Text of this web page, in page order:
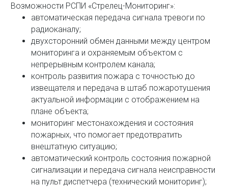
Возможности РСПИ «Стрелец-Мониторинг»:
автоматическая передача сигнала тревоги по
радиоканалу;
двухсторонний обмен данными между центром
мониторинга и охраняемым объектом с
непрерывным контролем канала;
контроль развития пожара с точностью до
извещателя и передача в штаб пожаротушения
актуальной информации с отображением на
плане объекта;
мониторинг местонахождения и состояния
пожарных, что помогает предотвратить
внештатную ситуацию;
автоматический контроль состояния пожарной
сигнализации и передача сигнала неисправности
на пульт диспетчера (технический мониторинг);